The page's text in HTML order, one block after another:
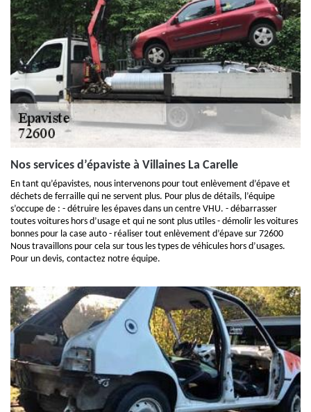
Nos services d’épaviste à Villaines La Carelle
En tant qu’épavistes, nous intervenons pour tout enlèvement d’épave et
déchets de ferraille qui ne servent plus. Pour plus de détails, l’équipe
s’occupe de : - détruire les épaves dans un centre VHU. - débarrasser
toutes voitures hors d’usage et qui ne sont plus utiles - démolir les voitures
bonnes pour la case auto - réaliser tout enlèvement d’épave sur 72600
Nous travaillons pour cela sur tous les types de véhicules hors d’usages.
Pour un devis, contactez notre équipe.